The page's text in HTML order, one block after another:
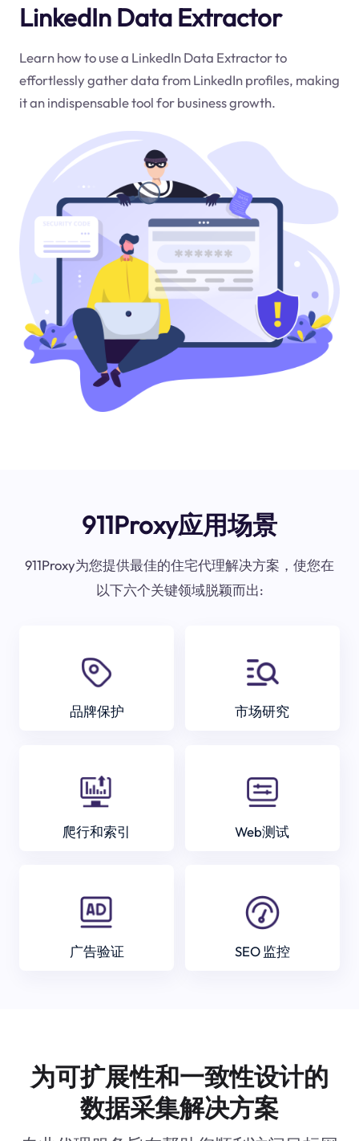
LinkedIn Data Extractor
Learn how to use a LinkedIn Data Extractor to
effortlessly gather data from LinkedIn profiles, making
it an indispensable tool for business growth.
911Proxy应用场景
911Proxy为您提供最佳的住宅代理解决方案，使您在
以下六个关键领域脱颖而出:
品牌保护 市场研究
爬行和索引 Web测试
广告验证 SEO 监控
为可扩展性和一致性设计的
数据采集解决方案